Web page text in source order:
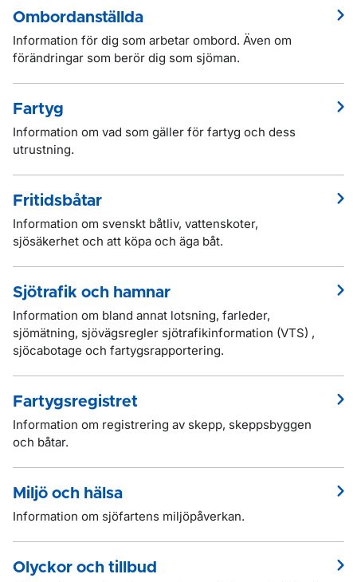
Ombordanställda
Information för dig som arbetar ombord. Även om
förändringar som berör dig som sjöman.
Fartyg
Information om vad som gäller för fartyg och dess
utrustning.
Fritidsbåtar
Information om svenskt båtliv, vattenskoter,
sjösäkerhet och att köpa och äga båt.
Sjötrafik och hamnar
Information om bland annat lotsning, farleder,
sjömätning, sjövägsregler sjötrafikinformation (VTS) ,
sjöcabotage och fartygsrapportering.
Fartygsregistret
Information om registrering av skepp, skeppsbyggen
och båtar.
Miljö och hälsa
Information om sjöfartens miljöpåverkan.
Olyckor och tillbud